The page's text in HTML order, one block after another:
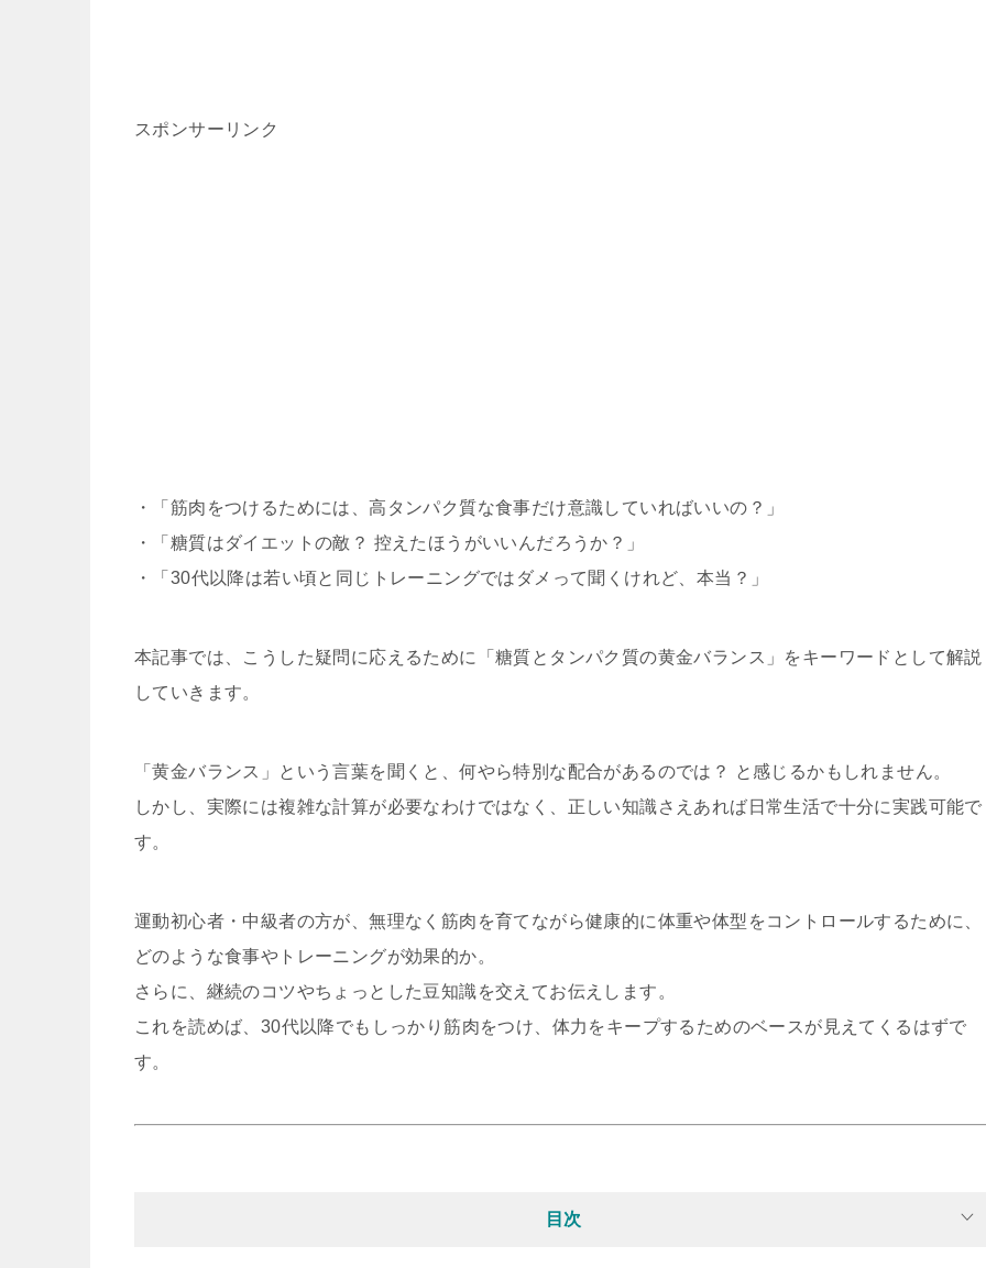
スポンサーリンク
・「筋肉をつけるためには、高タンパク質な食事だけ意識していればいいの？」
・「糖質はダイエットの敵？ 控えたほうがいいんだろうか？」
・「30代以降は若い頃と同じトレーニングではダメって聞くけれど、本当？」
本記事では、こうした疑問に応えるために「糖質とタンパク質の黄金バランス」をキーワードとして解説
していきます。
「黄金バランス」という言葉を聞くと、何やら特別な配合があるのでは？ と感じるかもしれません。
しかし、実際には複雑な計算が必要なわけではなく、正しい知識さえあれば日常生活で十分に実践可能で
す。
運動初心者・中級者の方が、無理なく筋肉を育てながら健康的に体重や体型をコントロールするために、
どのような食事やトレーニングが効果的か。
さらに、継続のコツやちょっとした豆知識を交えてお伝えします。
これを読めば、30代以降でもしっかり筋肉をつけ、体力をキープするためのベースが見えてくるはずで
す。
目次